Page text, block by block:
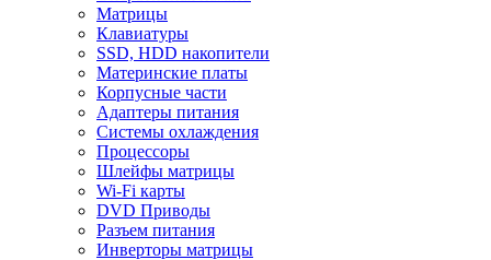
Матрицы
Клавиатуры
SSD, HDD накопители
Материнские платы
Корпусные части
Адаптеры питания
Системы охлаждения
Процессоры
Шлейфы матрицы
Wi-Fi карты
DVD Приводы
Разъем питания
Инверторы матрицы